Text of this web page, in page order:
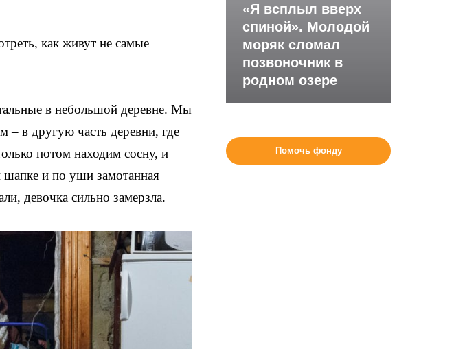
как живут не самые
в небольшой деревне. Мы
– в другую часть деревни, где
потом находим сосну, и
шапке и по уши замотанная
девочка сильно замерзла.
«Я всплыл вверх
спиной». Молодой
моряк сломал
позвоночник в
родном озере
Помочь фонду